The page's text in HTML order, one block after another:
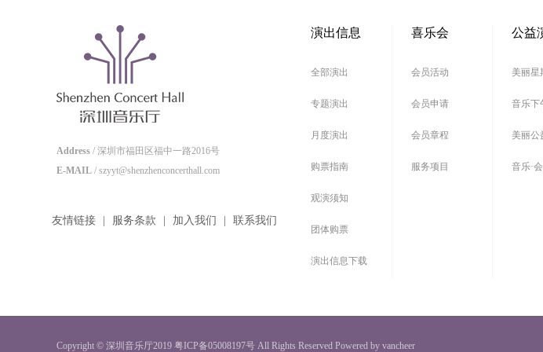
Address / 深圳市福田区福中一路2016号
E-MAIL / szyyt@shenzhenconcerthall.com
友情链接 服务条款 加入我们 联系我们
演出信息
全部演出
专题演出
月度演出
购票指南
观演须知
团体购票
演出信息下载
喜乐会
会员活动
会员申请
会员章程
服务项目
公益
美丽星
音乐下
美丽公
音乐·
Copyright © 深圳音乐厅2019 粤ICP备05008197号 All Rights Reserved Powered by vancheer